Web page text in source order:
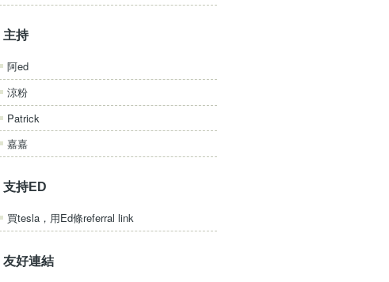
主持
阿ed
涼粉
Patrick
嘉嘉
支持ED
買tesla，用Ed條referral link
友好連結